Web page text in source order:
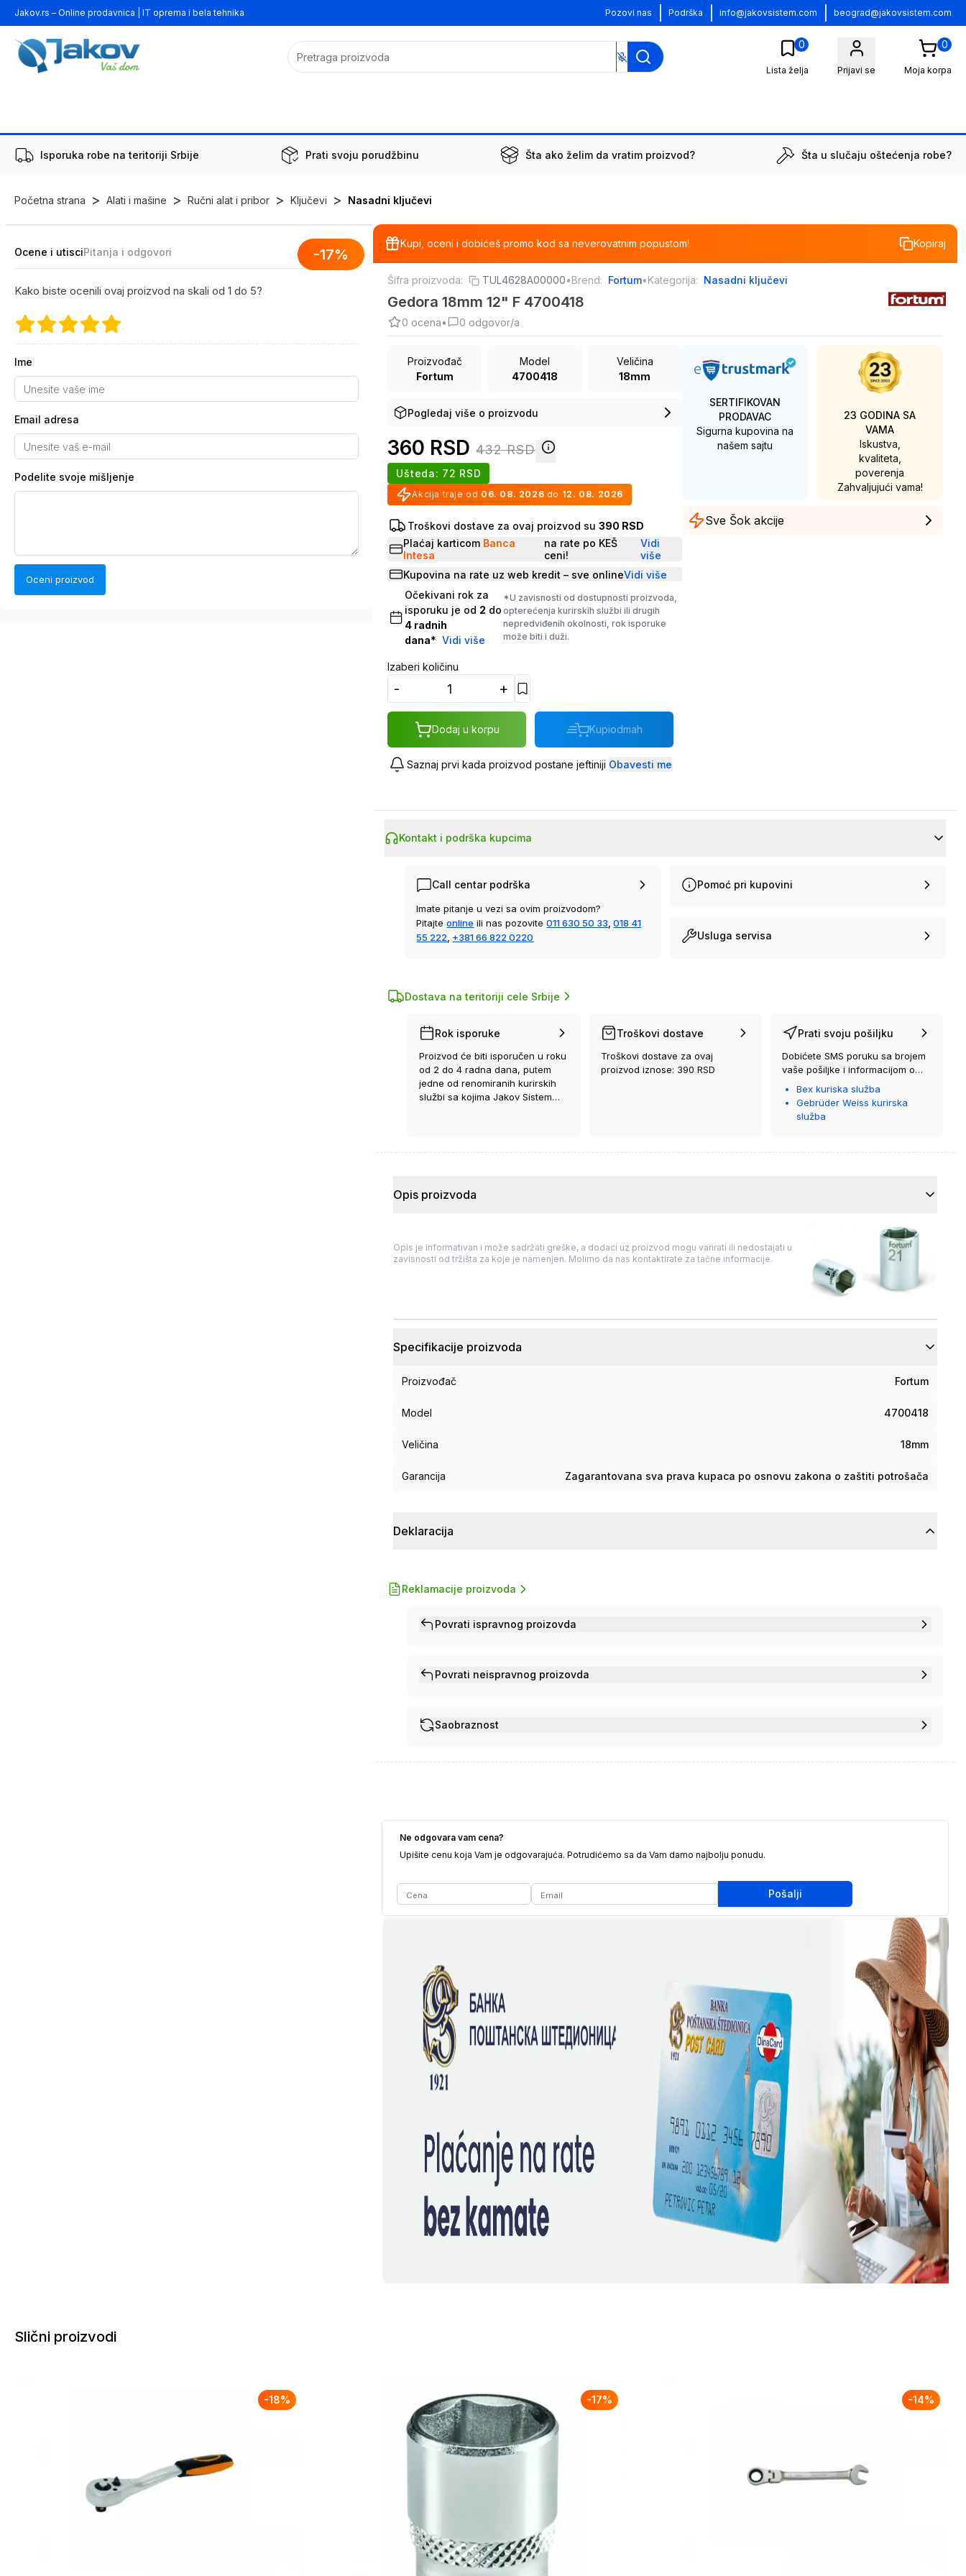
Jakov.rs – Online prodavnica | IT oprema i bela tehnika Pozovi nas Podrška info@jakovsistem.com beograd@jakovsistem.com
0
Lista želja Prijavi se
0
Moja korpa
Isporuka robe na teritoriji Srbije Prati svoju porudžbinu Šta ako želim da vratim proizvod? Šta u slučaju oštećenja robe?
Početna strana > Alati i mašine > Ručni alat i pribor > Ključevi > Nasadni ključevi
-17%
Ocene i utisciPitanja i odgovori
Kako biste ocenili ovaj proizvod na skali od 1 do 5?
Ime
Email adresa
Podelite svoje mišljenje
Oceni proizvod
Kupi, oceni i dobićeš promo kod sa neverovatnim popustom! Kopiraj
Šifra proizvoda: TUL4628A00000•Brend: Fortum•Kategorija: Nasadni ključevi
Gedora 18mm 12" F 4700418
0 ocena• 0 odgovor/a
Proizvođač
Fortum
Model
4700418
Veličina
18mm
Pogledaj više o proizvodu
360 RSD 432 RSD
Ušteda: 72 RSD
Akcija traje od 06. 08. 2026 do 12. 08. 2026
Troškovi dostave za ovaj proizvod su 390 RSD
Plaćaj karticom Banca
Intesa
na rate po KEŠ
ceni!
Vidi
više
Kupovina na rate uz web kredit – sve onlineVidi više
Očekivani rok za
isporuku je od 2 do
4 radnih
dana* Vidi više
*U zavisnosti od dostupnosti proizvoda,
opterećenja kurirskih službi ili drugih
nepredviđenih okolnosti, rok isporuke
može biti i duži.
Izaberi količinu
- +
Dodaj u korpu Kupiodmah
Saznaj prvi kada proizvod postane jeftiniji Obavesti me
SERTIFIKOVAN
PRODAVAC
Sigurna kupovina na
našem sajtu
23 GODINA SA
VAMA
Iskustva,
kvaliteta,
poverenja
Zahvaljujući vama!
Sve Šok akcije
Kontakt i podrška kupcima
Call centar podrška
Imate pitanje u vezi sa ovim proizvodom?
Pitajte online ili nas pozovite 011 630 50 33 018 41
55 222 +381 66 822 0220
Pomoć pri kupovini
Usluga servisa
Dostava na teritoriji cele Srbije
Rok isporuke
Proizvod će biti isporučen u roku
od 2 do 4 radna dana, putem
jedne od renomiranih kurirskih
službi sa kojima Jakov Sistem
Troškovi dostave
Troškovi dostave za ovaj
proizvod iznose: 390 RSD
Prati svoju pošiljku
Dobićete SMS poruku sa brojem
vaše pošiljke i informacijom o
kurirskoj službi koja će vam je
Bex kuriska služba
Gebrüder Weiss kurirska
služba
Opis proizvoda
Opis je informativan i može sadržati greške, a dodaci uz proizvod mogu varirati ili nedostajati u
zavisnosti od tržišta za koje je namenjen. Molimo da nas kontaktirate za tačne informacije.
Specifikacije proizvoda
Proizvođač Fortum
Model 4700418
Veličina 18mm
Garancija Zagarantovana sva prava kupaca po osnovu zakona o zaštiti potrošača
Deklaracija
Reklamacije proizvoda
Povrati ispravnog proizovda
Povrati neispravnog proizovda
Saobraznost
Ne odgovara vam cena?
Upišite cenu koja Vam je odgovarajuća. Potrudićemo sa da Vam damo najbolju ponudu.
Pošalji
Slični proizvodi
-18% -17% -14%